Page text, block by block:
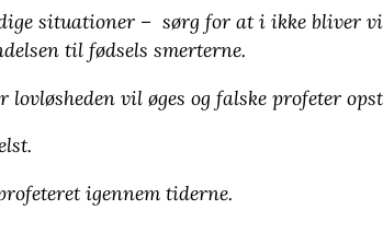
situationer – sørg for at i ikke
til fødsels smerterne.
lovløsheden vil øges og falske profeter
igennem tiderne.